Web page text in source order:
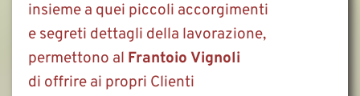
insieme a quei piccoli accorgimenti
e segreti dettagli della lavorazione,
permettono al Frantoio Vignoli
di offrire ai propri Clienti